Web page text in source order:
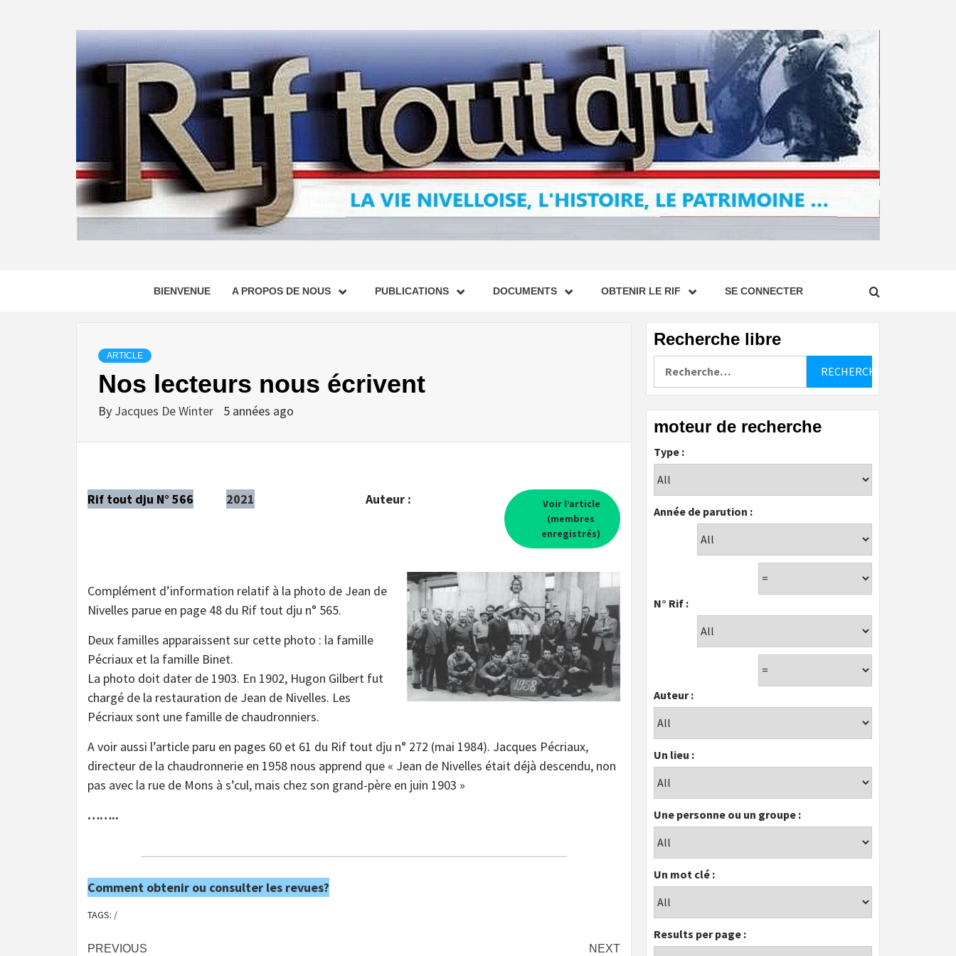
BIENVENUE A PROPOS DE NOUS PUBLICATIONS DOCUMENTS OBTENIR LE RIF SE CONNECTER
ARTICLE
Nos lecteurs nous écrivent
By Jacques De Winter 5 années ago
Rif tout dju N° 566 2021 Auteur :
Voir l’article
(membres
enregistrés)
Complément d’information relatif à la photo de Jean de
Nivelles parue en page 48 du Rif tout dju n° 565.
Deux familles apparaissent sur cette photo : la famille
Pécriaux et la famille Binet.
La photo doit dater de 1903. En 1902, Hugon Gilbert fut
chargé de la restauration de Jean de Nivelles. Les
Pécriaux sont une famille de chaudronniers.
A voir aussi l’article paru en pages 60 et 61 du Rif tout dju n° 272 (mai 1984). Jacques Pécriaux,
directeur de la chaudronnerie en 1958 nous apprend que « Jean de Nivelles était déjà descendu, non
pas avec la rue de Mons à s’cul, mais chez son grand-père en juin 1903 »
……..
Comment obtenir ou consulter les revues?
TAGS: /
Post
PREVIOUS NEXT
Recherche libre
moteur de recherche
Type :
Année de parution :
N° Rif :
Auteur :
Un lieu :
Une personne ou un groupe :
Un mot clé :
Results per page :